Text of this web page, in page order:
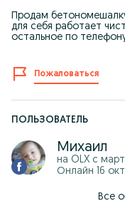
Продам
для себя работает
остальное по
Пожаловаться
ПОЛЬЗОВАТЕЛЬ
Михаил
на OLX с
Онлайн 16
Все